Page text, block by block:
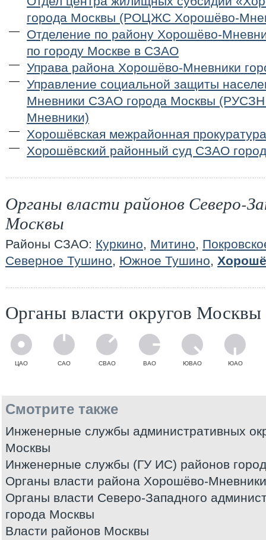
города Москвы (РОЦЖС Хорошёво-
Отделение по району Хорошёво-
по городу Москве в СЗАО
Управа района Хорошёво-Мневники
Управление социальной защиты
Мневники СЗАО города Москвы
Мневники)
Хорошёвская межрайонная
Хорошёвский районный суд СЗАО
Органы власти районов Северо-
Москвы
Районы СЗАО: Куркино, Митино,
Северное Тушино, Южное Тушино,
Органы власти округов Москвы
ЦАО САО СВАО ВАО ЮВАО ЮАО
Смотрите также
Инженерные службы административных
Москвы
Инженерные службы (ГУ ИС) районов
Органы власти района Хорошёво-
Органы власти Северо-Западного
города Москвы
Власти районов Москвы